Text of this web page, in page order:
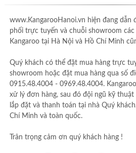
www.KangarooHanoi.vn hiện đang dẫn
phối trực tuyến và chuỗi showroom
Kangaroo tại Hà Nội và Hồ Chí Minh
Quý khách có thể đặt mua hàng trực
showroom hoặc đặt mua hàng qua số
0915.48.4004 - 0969.48.4004.
xử lý đơn hàng, sau đó đội ngũ kỹ
lắp đặt và thanh toán tại nhà Quý
Chí Minh và toàn quốc.
Trân trọng cảm ơn quý khách hàng !